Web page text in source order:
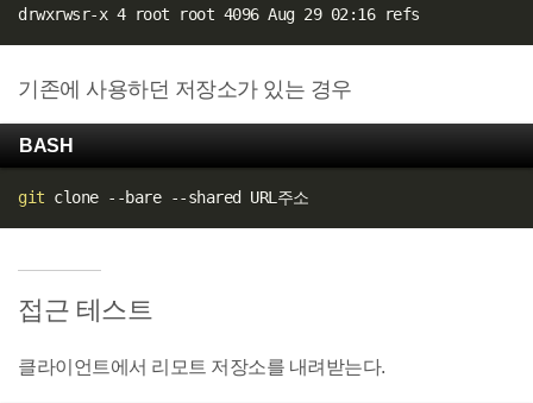
기존에 사용하던 저장소가 있는 경우
BASH
git
접근 테스트
클라이언트에서 리모트 저장소를 내려받는다.